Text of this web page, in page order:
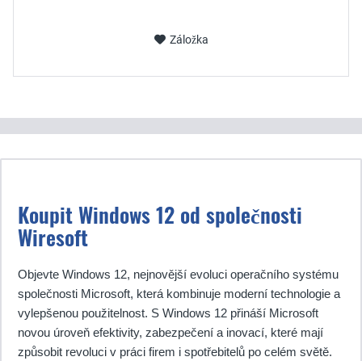
Záložka
Koupit Windows 12 od společnosti
Wiresoft
Objevte Windows 12, nejnovější evoluci operačního systému
společnosti Microsoft, která kombinuje moderní technologie a
vylepšenou použitelnost. S Windows 12 přináší Microsoft
novou úroveň efektivity, zabezpečení a inovací, které mají
způsobit revoluci v práci firem i spotřebitelů po celém světě.